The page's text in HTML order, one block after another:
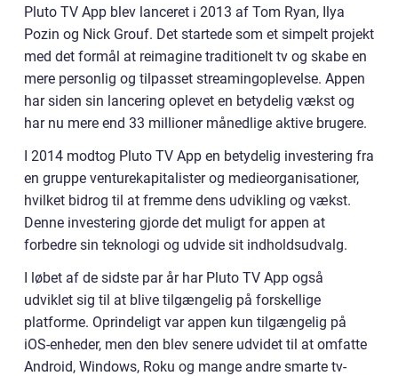
Pluto TV App blev lanceret i 2013 af Tom Ryan, Ilya
Pozin og Nick Grouf. Det startede som et simpelt projekt
med det formål at reimagine traditionelt tv og skabe en
mere personlig og tilpasset streamingoplevelse. Appen
har siden sin lancering oplevet en betydelig vækst og
har nu mere end 33 millioner månedlige aktive brugere.
I 2014 modtog Pluto TV App en betydelig investering fra
en gruppe venturekapitalister og medieorganisationer,
hvilket bidrog til at fremme dens udvikling og vækst.
Denne investering gjorde det muligt for appen at
forbedre sin teknologi og udvide sit indholdsudvalg.
I løbet af de sidste par år har Pluto TV App også
udviklet sig til at blive tilgængelig på forskellige
platforme. Oprindeligt var appen kun tilgængelig på
iOS-enheder, men den blev senere udvidet til at omfatte
Android, Windows, Roku og mange andre smarte tv-